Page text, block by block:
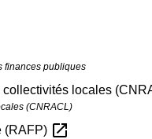
finances publiques
locales
(CNRACL)
(RAFP) open_in_new